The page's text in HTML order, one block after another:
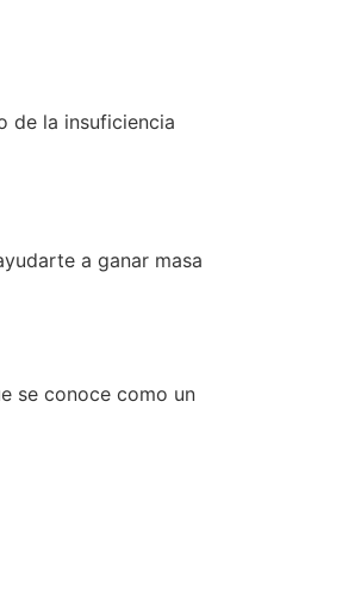
de la insuficiencia
a ganar masa
se conoce como un